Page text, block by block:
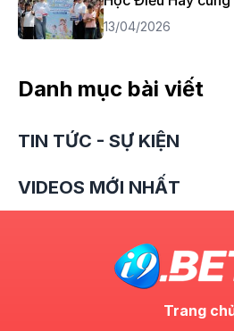
13/04/2026
Danh mục bài viết
TIN TỨC - SỰ KIỆN
VIDEOS MỚI NHẤT
Trang